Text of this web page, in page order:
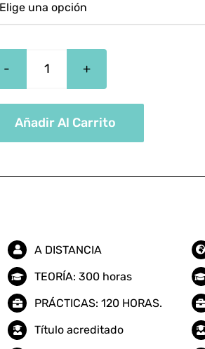
Motos
cantidad
Añadir Al Carrito
A DISTANCIA
TEORÍA: 300 horas
PRÁCTICAS: 120 HORAS.
Título acreditado